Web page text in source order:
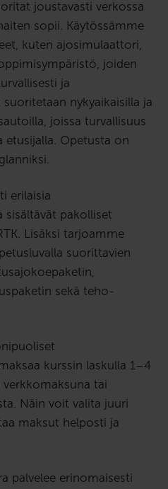
joustavasti verkossa
sopii. Käytössämme
kuten ajosimulaattori,
joiden
ja
nykyaikaisilla ja
joissa turvallisuus
etusijalla. Opetusta on
erilaisia
sisältävät pakolliset
Lisäksi tarjoamme
suorittavien
sekä teho-
kurssin laskulla 1–4
tai
Näin voit valita juuri
maksut helposti ja
palvelee erinomaisesti